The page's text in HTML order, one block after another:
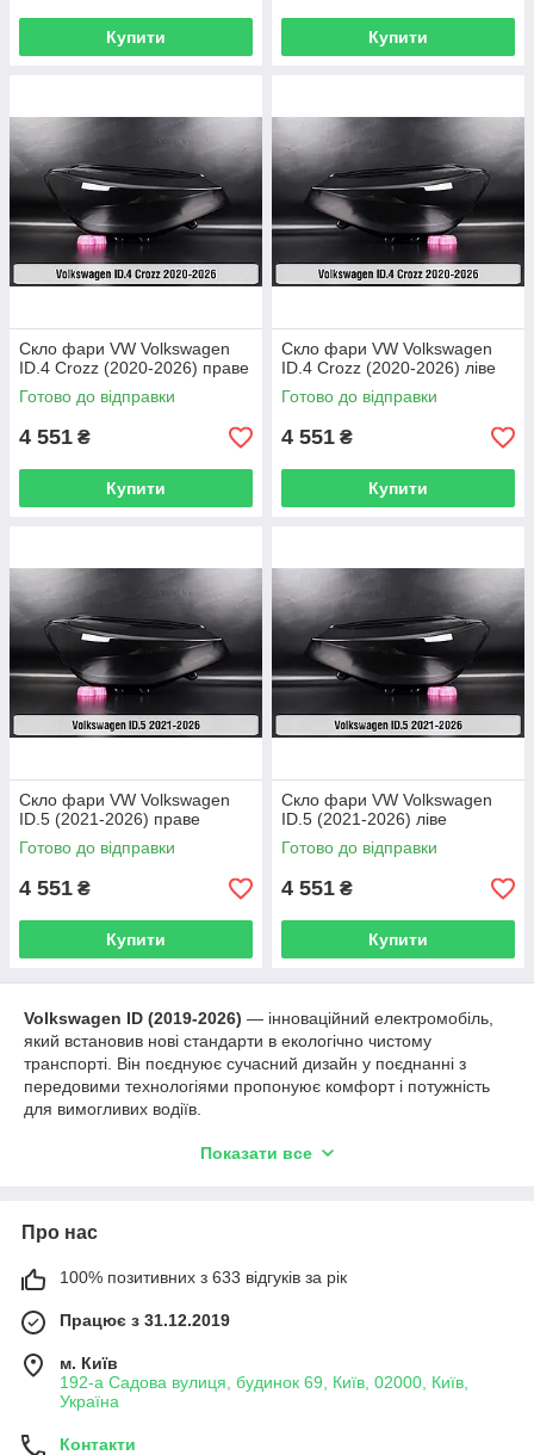
Купити Купити
Скло фари VW Volkswagen
ID.4 Crozz (2020-2026) праве
Готово до відправки
4 551 ₴
Купити
Скло фари VW Volkswagen
ID.4 Crozz (2020-2026) ліве
Готово до відправки
4 551 ₴
Купити
Скло фари VW Volkswagen
ID.5 (2021-2026) праве
Готово до відправки
4 551 ₴
Купити
Скло фари VW Volkswagen
ID.5 (2021-2026) ліве
Готово до відправки
4 551 ₴
Купити
Volkswagen ID (2019-2026) — інноваційний електромобіль,
який встановив нові стандарти в екологічно чистому
транспорті. Він поєднуює сучасний дизайн у поєднанні з
передовими технологіями пропонуює комфорт і потужність
для вимогливих водіїв.
Безпека:
Дизайн:Сучасний і стильний вигляд, що підкреслює
Завдяки своїм передовим характеристикам,
АйДістає вибором для тих, хто шукає надійний і екологічний
транспортний засіб, що відповідає потребам сучасного життя.
Ці автомобілі пропонують неперевершений баланс між
Показати все
Про нас
100% позитивних з 633 відгуків за рік
Працює з 31.12.2019
м. Київ
192-а Садова вулиця, будинок 69, Київ, 02000, Київ,
Україна
Контакти